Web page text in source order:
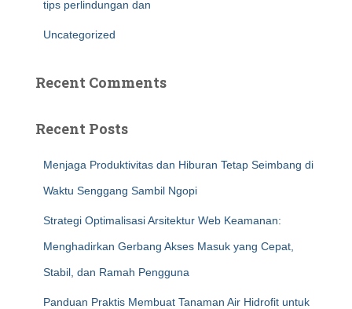
tips perlindungan dan
Uncategorized
Recent Comments
Recent Posts
Menjaga Produktivitas dan Hiburan Tetap Seimbang di
Waktu Senggang Sambil Ngopi
Strategi Optimalisasi Arsitektur Web Keamanan:
Menghadirkan Gerbang Akses Masuk yang Cepat,
Stabil, dan Ramah Pengguna
Panduan Praktis Membuat Tanaman Air Hidrofit untuk